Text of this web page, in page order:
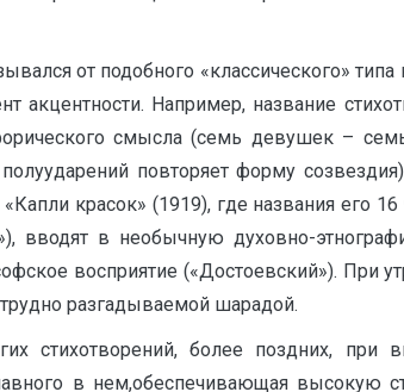
от подобного «классического»
акцентности. Например, название
смысла (семь девушек –
повторяет форму
красок» (1919), где названия его
вводят в необычную духовно-
восприятие («Достоевский»). При
разгадываемой шарадой.
стихотворений, более поздних, при
в нем,обеспечивающая высокую